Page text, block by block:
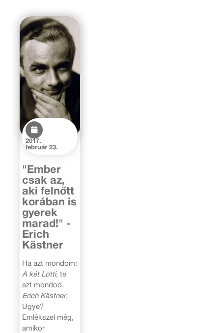
2017.
február 23.
"Ember
csak az,
aki felnőtt
korában is
gyerek
marad!" -
Erich
Kästner
Ha azt mondom:
A két Lotti, te
azt mondod,
Erich Kästner.
Ugye?
Emlékszel még,
amikor